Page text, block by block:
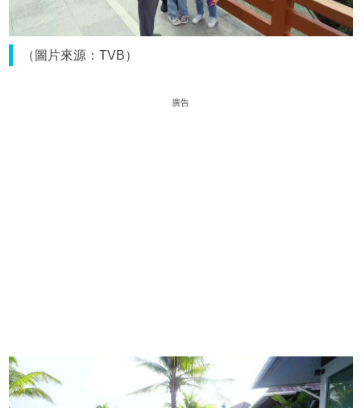
（圖片來源：TVB）
廣告